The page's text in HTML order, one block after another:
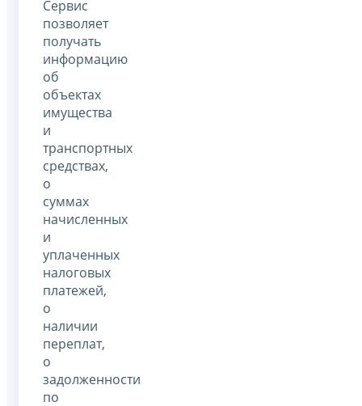
Сервис
позволяет
получать
информацию
об
объектах
имущества
и
транспортных
средствах,
о
суммах
начисленных
и
уплаченных
налоговых
платежей,
о
наличии
переплат,
о
задолженности
по